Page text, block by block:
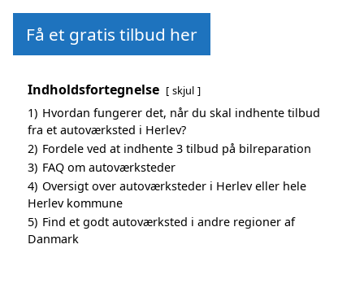
Få et gratis tilbud her
Indholdsfortegnelse skjul
1) Hvordan fungerer det, når du skal indhente tilbud
fra et autoværksted i Herlev?
2) Fordele ved at indhente 3 tilbud på bilreparation
3) FAQ om autoværksteder
4) Oversigt over autoværksteder i Herlev eller hele
Herlev kommune
5) Find et godt autoværksted i andre regioner af
Danmark